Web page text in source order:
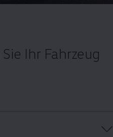
Sie Ihr Fahrzeug